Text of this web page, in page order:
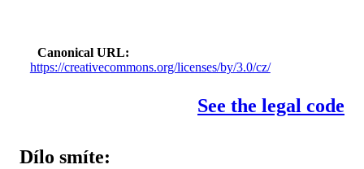
Canonical URL
https://creativecommons.org/licenses/by/3.0/cz/
See the legal code
Dílo smíte: